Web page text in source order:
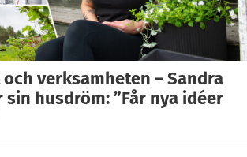
verksamheten – Sandra
husdröm: ”Får nya idéer